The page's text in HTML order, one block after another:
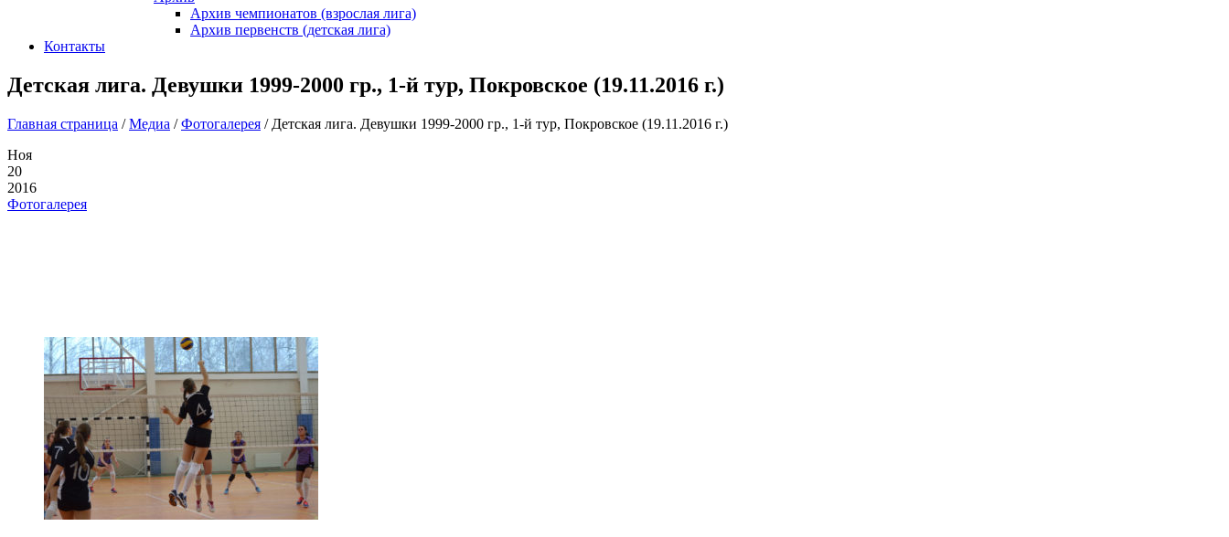
Архив чемпионатов (взрослая лига)
Архив первенств (детская лига)
Контакты
Детская лига. Девушки 1999-2000 гр., 1-й тур, Покровское (19.11.2016 г.)
Главная страница /Медиа /Фотогалерея / Детская лига. Девушки 1999-2000 гр., 1-й тур, Покровское (19.11.2016 г.)
Ноя
20
2016
Фотогалерея